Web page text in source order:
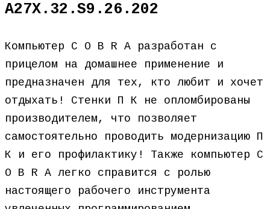
A27X.32.S9.26.202
Компьютер C O B R A разработан с
прицелом на домашнее применение и
предназначен для тех, кто любит и хочет
отдыхать! Стенки П К не опломбированы
производителем, что позволяет
самостоятельно проводить модернизацию П
К и его профилактику! Также компьютер C
O B R A легко справится с ролью
настоящего рабочего инструмента